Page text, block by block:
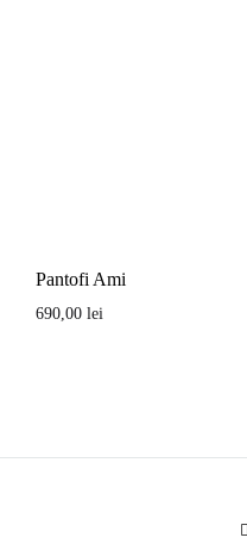
Pantofi Ami
690,00 lei